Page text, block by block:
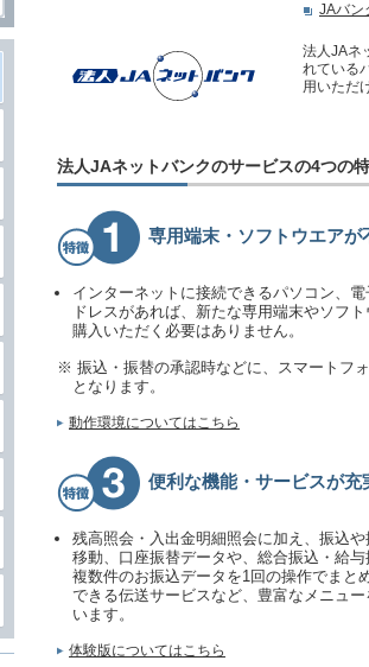
JAバン
法人JAネ
れている
用いただ
法人JAネットバンクのサービスの4つの
専用端末・ソフトウエアが
インターネットに接続できるパソコン、
ドレスがあれば、新たな専用端末やソフ
購入いただく必要はありません。
※ 振込・振替の承認時などに、スマートフ
となります。
動作環境についてはこちら
便利な機能・サービスが充
残高照会・入出金明細照会に加え、振込
移動、口座振替データや、総合振込・給与
複数件のお振込データを1回の操作でまと
できる伝送サービスなど、豊富なメニュー
います。
体験版についてはこちら